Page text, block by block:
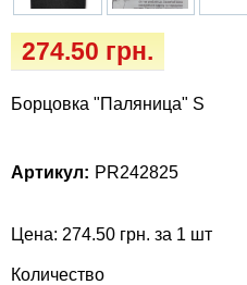
274.50 грн.
Борцовка "Паляница" S
Артикул: PR242825
Цена: 274.50 грн. за 1 шт
Количество
Ласощі та корма
Vet Diet Canine Wet -
для собак
Лежаки, будиночки,
Одяг та взуття